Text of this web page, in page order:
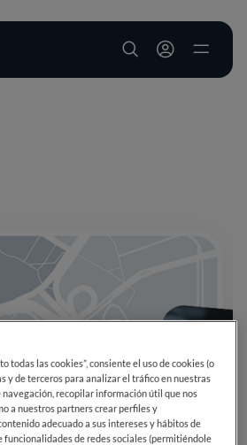
User account
todas las cookies”, consiente el uso de cookies (o
y de terceros para analizar el tráfico en nuestras
navegación, recopilar información útil que nos
a nuestros partners crear perfiles y
adecuado a sus intereses y hábitos de
funcionalidades de redes sociales (permitiéndole